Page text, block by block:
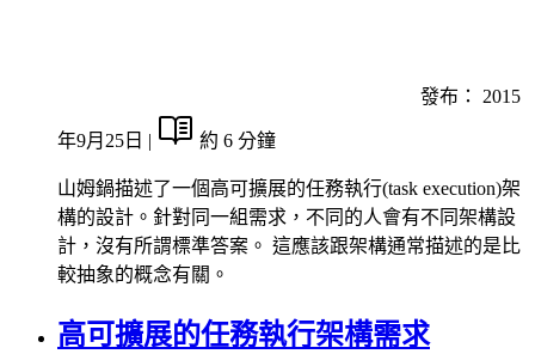
發布： 2015
年9月25日 | 約 6 分鐘
山姆鍋描述了一個高可擴展的任務執行(task execution)架
構的設計。針對同一組需求，不同的人會有不同架構設
計，沒有所謂標準答案。 這應該跟架構通常描述的是比
較抽象的概念有關。
高可擴展的任務執行架構需求